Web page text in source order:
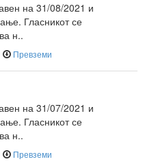
на 31/08/2021 и
Гласникот се
н..
Превземи
на 31/07/2021 и
Гласникот се
н..
Превземи